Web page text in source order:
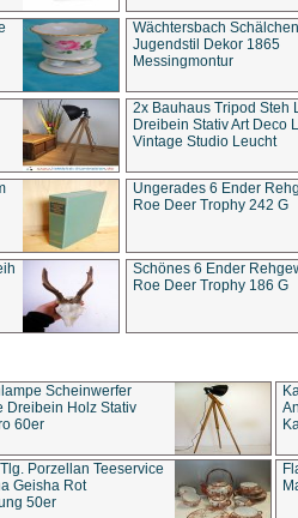
Wächtersbach Schälchen
Jugendstil Dekor 1865
Messingmontur
2x Bauhaus Tripod Steh
Dreibein Stativ Art Deco
Vintage Studio Leucht
Ungerades 6 Ender
Roe Deer Trophy 242 G
Schönes 6 Ender
Roe Deer Trophy 186 G
Scheinwerfer
Dreibein Holz Stativ
60er
Porzellan Teeservice
Geisha Rot
50er